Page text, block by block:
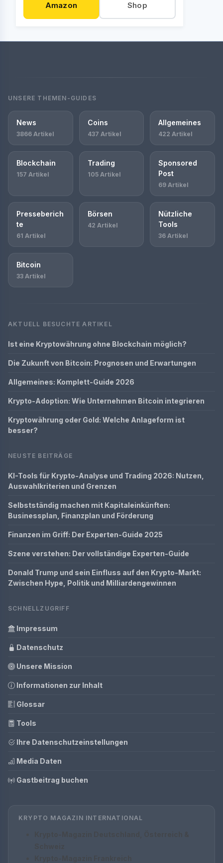
Amazon Shop
UNSERE THEMEN-GUIDES
News
3866 Artikel
Coins
437 Artikel
Allgemeines
422 Artikel
Blockchain
157 Artikel
Trading
105 Artikel
Sponsored
Post
69 Artikel
Presseberich
te
61 Artikel
Börsen
42 Artikel
Nützliche
Tools
36 Artikel
Bitcoin
33 Artikel
AKTUELL BESUCHTE ARTIKEL
Ist eine Kryptowährung ohne Blockchain möglich?
Die Zukunft von Bitcoin: Prognosen und Erwartungen
Allgemeines: Komplett-Guide 2026
Krypto-Adoption: Wie Unternehmen Bitcoin integrieren
Kryptowährung oder Gold: Welche Anlageform ist
besser?
NEUSTE BEITRÄGE
KI-Tools für Krypto-Analyse und Trading 2026: Nutzen,
Auswahlkriterien und Grenzen
Selbstständig machen mit Kapitaleinkünften:
Businessplan, Finanzplan und Förderung
Finanzen im Griff: Der Experten-Guide 2025
Szene verstehen: Der vollständige Experten-Guide
Donald Trump und sein Einfluss auf den Krypto-Markt:
Zwischen Hype, Politik und Milliardengewinnen
SCHNELLZUGRIFF
Impressum
Datenschutz
Unsere Mission
Informationen zur Inhalt
Glossar
Tools
Ihre Datenschutzeinstellungen
Media Daten
Gastbeitrag buchen
KRYPTO MAGAZIN INTERNATIONAL